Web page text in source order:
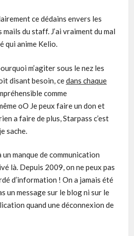
ce dédains envers les
du staff. J’ai vraiment du mal
qui anime Kelio.
m’agiter sous le nez les
disant besoin, cedans chaque
comme
oO Je peux faire un don et
a faire de plus, Starpass c’est
sache.
manque de communication
là. Depuis 2009, on ne peux pas
d’information ! On a jamais été
un message sur le blog ni sur le
quand une déconnexion de